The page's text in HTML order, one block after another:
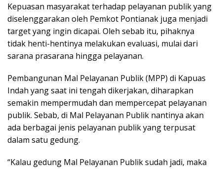
Kepuasan masyarakat terhadap pelayanan publik yang
diselenggarakan oleh Pemkot Pontianak juga menjadi
target yang ingin dicapai. Oleh sebab itu, pihaknya
tidak henti-hentinya melakukan evaluasi, mulai dari
sarana prasarana hingga pelayanan.
Pembangunan Mal Pelayanan Publik (MPP) di Kapuas
Indah yang saat ini tengah dikerjakan, diharapkan
semakin mempermudah dan mempercepat pelayanan
publik. Sebab, di Mal Pelayanan Publik nantinya akan
ada berbagai jenis pelayanan publik yang terpusat
dalam satu gedung.
“Kalau gedung Mal Pelayanan Publik sudah jadi, maka